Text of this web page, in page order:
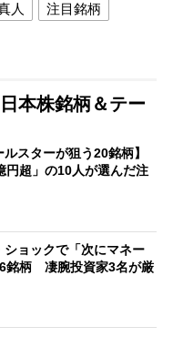
人
注目銘柄
本株銘柄＆テー
ルスターが狙う20銘柄】
円超」の10人が選んだ注
ショックで「次にマネー
銘柄 凄腕投資家3名が厳